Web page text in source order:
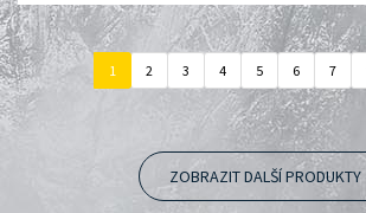
1 2 3 4 5 6 7
ZOBRAZIT DALŠÍ PRODUKTY